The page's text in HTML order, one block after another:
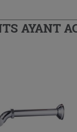
AYANT